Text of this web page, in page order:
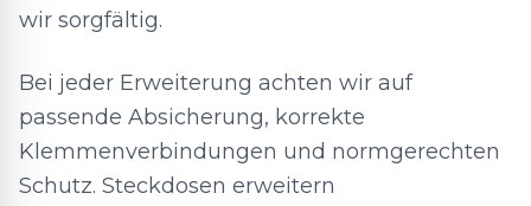
wir sorgfältig.
Bei jeder Erweiterung achten wir auf
passende Absicherung, korrekte
Klemmenverbindungen und normgerechten
Schutz. Steckdosen erweitern